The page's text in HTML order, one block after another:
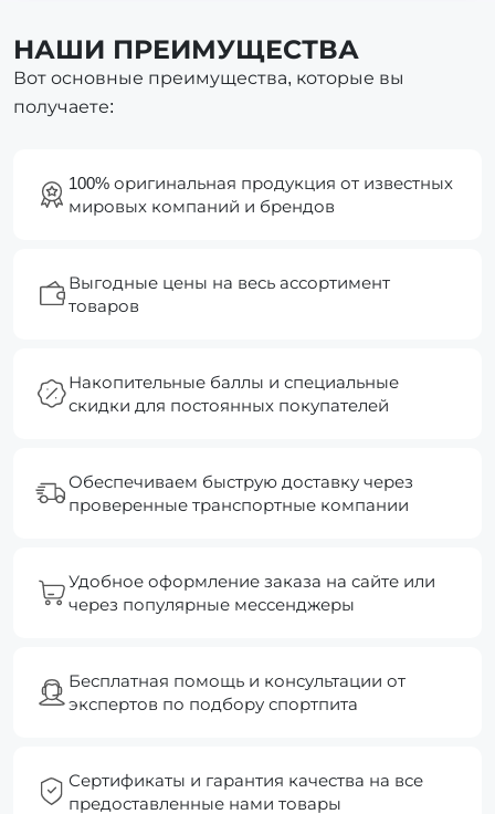
НАШИ ПРЕИМУЩЕСТВА
Вот основные преимущества, которые вы
получаете:
100% оригинальная продукция от известных
мировых компаний и брендов
Выгодные цены на весь ассортимент
товаров
Накопительные баллы и специальные
скидки для постоянных покупателей
Обеспечиваем быструю доставку через
проверенные транспортные компании
Удобное оформление заказа на сайте или
через популярные мессенджеры
Бесплатная помощь и консультации от
экспертов по подбору спортпита
Сертификаты и гарантия качества на все
предоставленные нами товары